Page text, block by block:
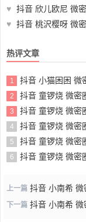
♥ 抖音 欣儿欧尼 微
♥ 抖音 桃沢樱呀 微
热评文章
1 抖音 小猫困困 微密圈图
2 抖音 童锣烧 微密圈图片
3 抖音 童锣烧 微密圈图
4 抖音 童锣烧 微密圈图片
5 抖音 童锣烧 微密圈图
6 抖音 童锣烧 微密圈图
上一篇 抖音 小南希 微
下一篇 抖音 小南希 微